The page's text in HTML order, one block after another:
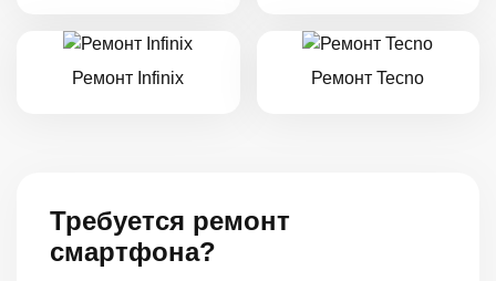
Ремонт Infinix Ремонт Tecno
Требуется ремонт
смартфона?